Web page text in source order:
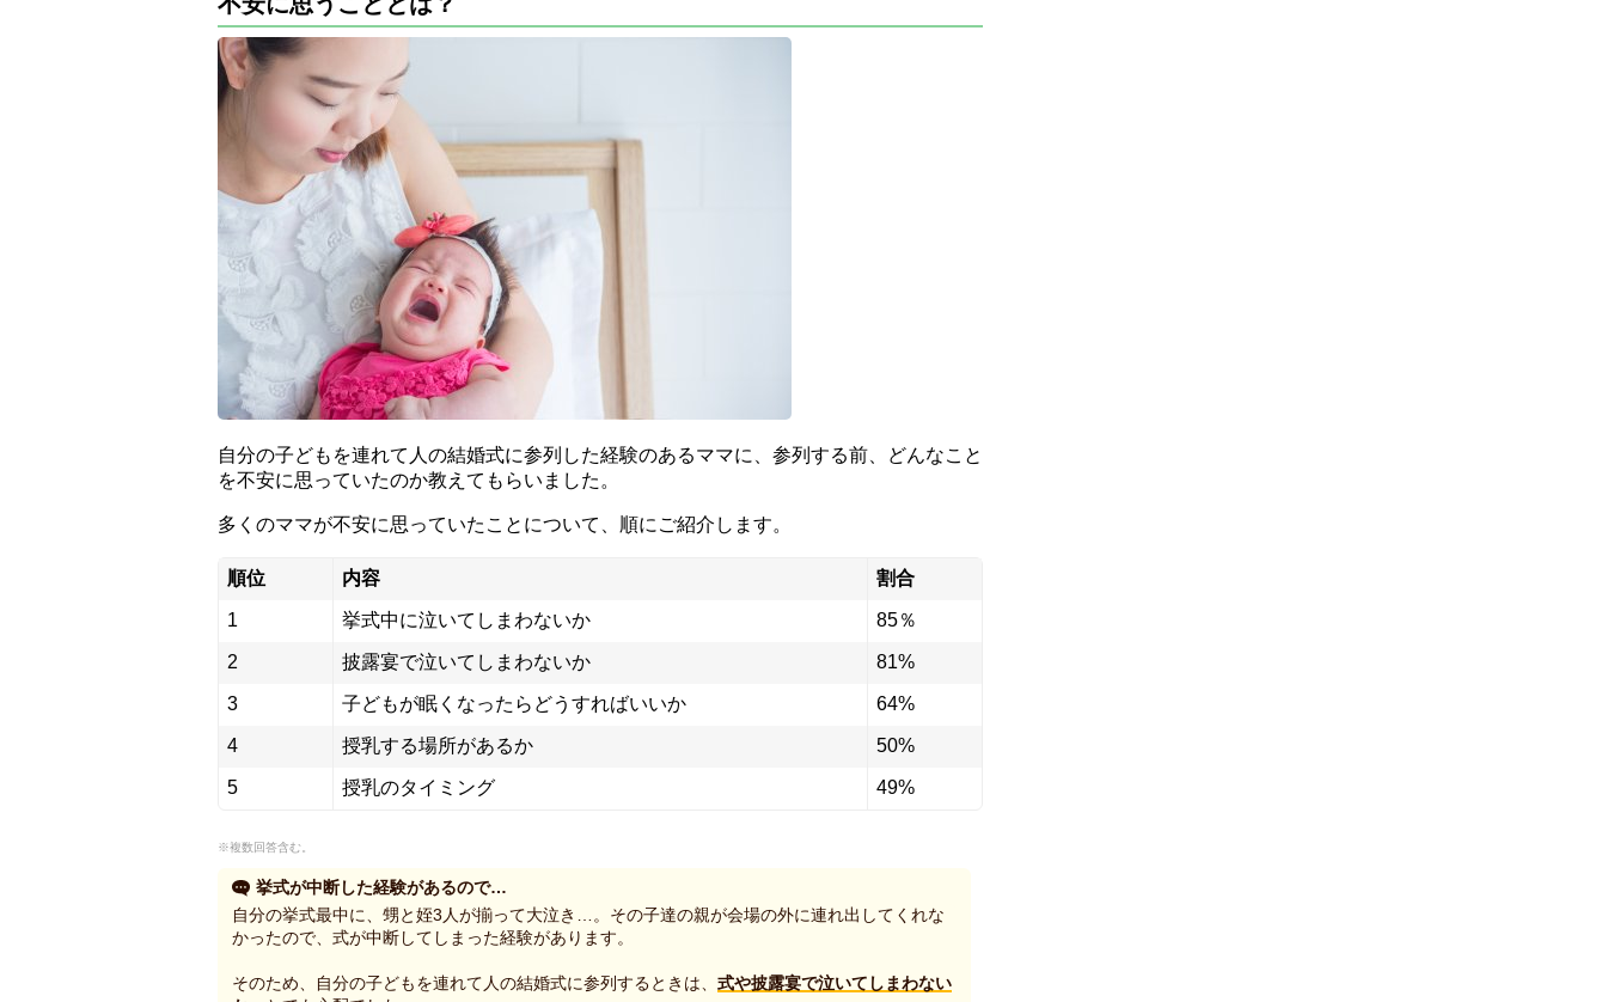
自分の子どもを連れて人の結婚式に参列した経験のあるママに、参列する前、どんなこと
を不安に思っていたのか教えてもらいました。
多くのママが不安に思っていたことについて、順にご紹介します。
順位 内容 割合
1 挙式中に泣いてしまわないか 85％
2 披露宴で泣いてしまわないか 81%
3 子どもが眠くなったらどうすればいいか 64%
4 授乳する場所があるか 50%
5 授乳のタイミング 49%
※複数回答含む。
挙式が中断した経験があるので…
自分の挙式最中に、甥と姪3人が揃って大泣き…。その子達の親が会場の外に連れ出してくれな
かったので、式が中断してしまった経験があります。
そのため、自分の子どもを連れて人の結婚式に参列するときは、 式や披露宴で泣いてしまわない